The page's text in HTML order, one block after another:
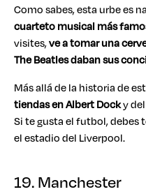
Como sabes, esta urbe es
cuarteto musical más
visites,ve a tomar una
The Beatles daban sus
Más allá de la historia de
tiendas en Albert Docky del
Si te gusta el futbol, debes
el estadio del Liverpool.
19. Manchester